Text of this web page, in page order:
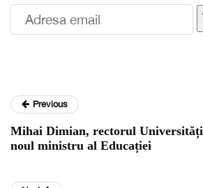
Previous
Mihai Dimian, rectorul
noul ministru al Educației